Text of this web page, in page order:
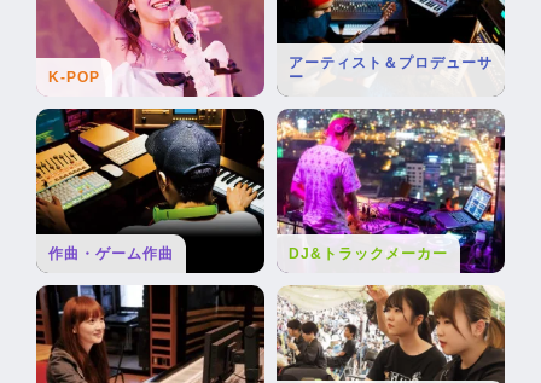
K-POP
アーティスト＆プロデューサ
ー
作曲・ゲーム作曲 DJ&トラックメーカー